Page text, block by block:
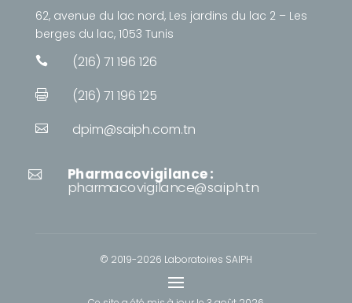
62, avenue du lac nord, Les jardins du lac 2 – Les
berges du lac, 1053 Tunis
 (216) 71 196 126
 (216) 71 196 125
 dpim@saiph.com.tn
 Pharmacovigilance :
pharmacovigilance@saiph.tn
© 2019-2026 Laboratoires SAIPH